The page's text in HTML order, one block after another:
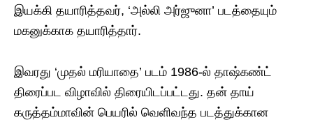
இயக்கி தயாரித்தவர், ‘அல்லி அர்ஜுனா’ படத்தையும்
மகனுக்காக தயாரித்தார்.
இவரது ‘முதல் மரியாதை’ படம் 1986-ல் தாஷ்கண்ட்
திரைப்பட விழாவில் திரையிடப்பட்டது. தன் தாய்
கருத்தம்மாவின் பெயரில் வெளிவந்த படத்துக்கான